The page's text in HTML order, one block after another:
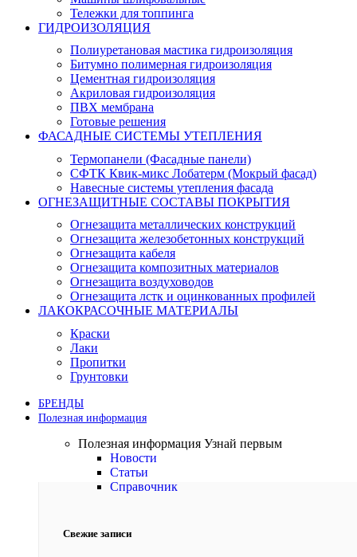
Тележки для топпинга
ГИДРОИЗОЛЯЦИЯ
Полиуретановая мастика гидроизоляция
Битумно полимерная гидроизоляция
Цементная гидроизоляция
Акриловая гидроизоляция
ПВХ мембрана
Готовые решения
ФАСАДНЫЕ СИСТЕМЫ УТЕПЛЕНИЯ
Термопанели (Фасадные панели)
СФТК Квик-микс Лобатерм (Мокрый фасад)
Навесные системы утепления фасада
ОГНЕЗАЩИТНЫЕ СОСТАВЫ ПОКРЫТИЯ
Огнезащита металлических конструкций
Огнезащита железобетонных конструкций
Огнезащита кабеля
Огнезащита композитных материалов
Огнезащита воздуховодов
Огнезащита лстк и оцинкованных профилей
ЛАКОКРАСОЧНЫЕ МАТЕРИАЛЫ
Краски
Лаки
Пропитки
Грунтовки
БРЕНДЫ
Полезная информация
Полезная информация Узнай первым
Новости
Статьи
Справочник
Свежие записи